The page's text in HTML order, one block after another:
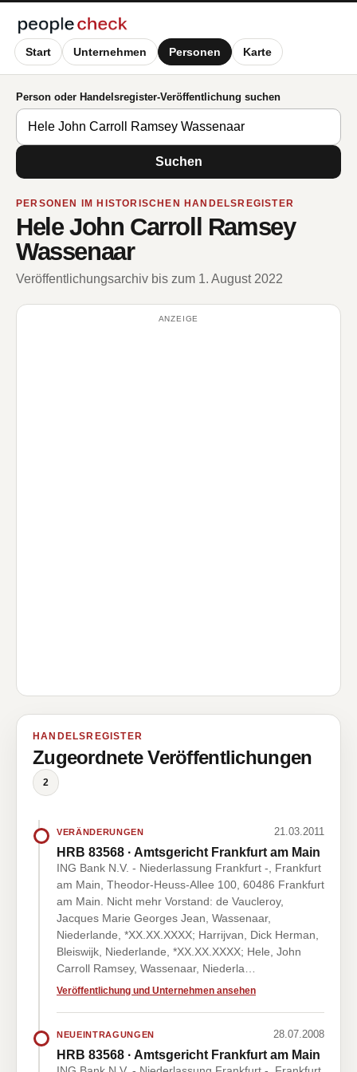
Start Unternehmen Personen Karte
Person oder Handelsregister-Veröffentlichung suchen
Suchen
PERSONEN IM HISTORISCHEN HANDELSREGISTER
Hele John Carroll Ramsey
Wassenaar
Veröffentlichungsarchiv bis zum 1. August 2022
ANZEIGE
HANDELSREGISTER
Zugeordnete Veröffentlichungen
2
VERÄNDERUNGEN 21.03.2011
HRB 83568 · Amtsgericht Frankfurt am Main
ING Bank N.V. - Niederlassung Frankfurt -, Frankfurt
am Main, Theodor-Heuss-Allee 100, 60486 Frankfurt
am Main. Nicht mehr Vorstand: de Vaucleroy,
Jacques Marie Georges Jean, Wassenaar,
Niederlande, *XX.XX.XXXX; Harrijvan, Dick Herman,
Bleiswijk, Niederlande, *XX.XX.XXXX; Hele, John
Carroll Ramsey, Wassenaar, Niederla…
Veröffentlichung und Unternehmen ansehen
NEUEINTRAGUNGEN 28.07.2008
HRB 83568 · Amtsgericht Frankfurt am Main